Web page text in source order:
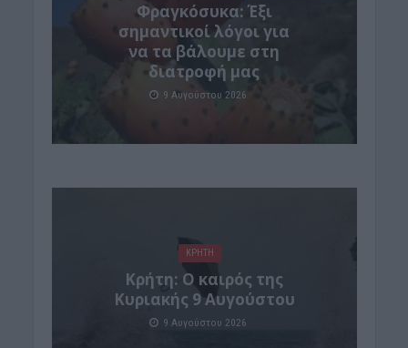
Φραγκόσυκα: Έξι
σημαντικοί λόγοι για
να τα βάλουμε στη
διατροφή μας
9 Αυγούστου 2026
ΚΡΗΤΗ
Κρήτη: Ο καιρός της
Κυριακής 9 Αυγούστου
9 Αυγούστου 2026